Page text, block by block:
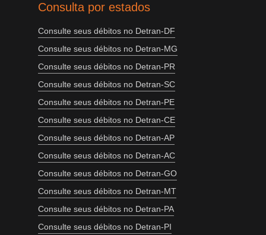
Consulta por estados
Consulte seus débitos no Detran-DF
Consulte seus débitos no Detran-MG
Consulte seus débitos no Detran-PR
Consulte seus débitos no Detran-SC
Consulte seus débitos no Detran-PE
Consulte seus débitos no Detran-CE
Consulte seus débitos no Detran-AP
Consulte seus débitos no Detran-AC
Consulte seus débitos no Detran-GO
Consulte seus débitos no Detran-MT
Consulte seus débitos no Detran-PA
Consulte seus débitos no Detran-PI